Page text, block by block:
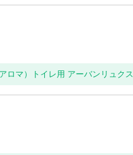
ロマ）トイレ用 アーバンリュクス